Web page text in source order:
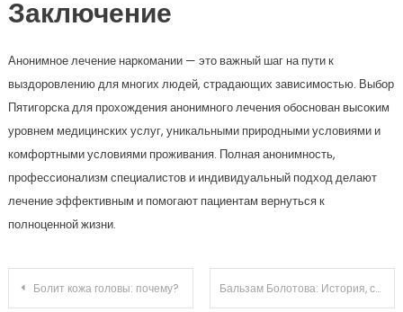
Заключение
Анонимное лечение наркомании — это важный шаг на пути к
выздоровлению для многих людей, страдающих зависимостью. Выбор
Пятигорска для прохождения анонимного лечения обоснован высоким
уровнем медицинских услуг, уникальными природными условиями и
комфортными условиями проживания. Полная анонимность,
профессионализм специалистов и индивидуальный подход делают
лечение эффективным и помогают пациентам вернуться к
полноценной жизни.
Навигация
Болит кожа головы: почему? Бальзам Болотова: История, состав и применение